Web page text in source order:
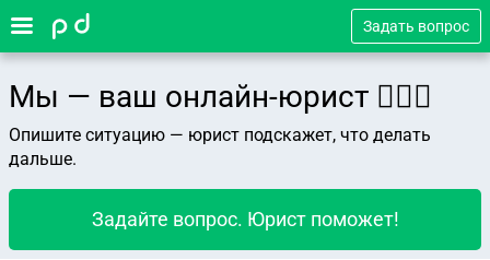
Задать вопрос
Мы — ваш онлайн-юрист 👨🏻‍⚖️
Опишите ситуацию — юрист подскажет, что делать
дальше.
Задайте вопрос. Юрист поможет!